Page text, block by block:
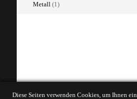
Metall (1)
Diese Seiten verwenden Cookies, um Ihnen